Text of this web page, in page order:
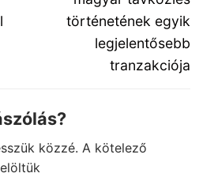
történetének egyik
legjelentősebb
tranzakciója
közzé. A kötelező